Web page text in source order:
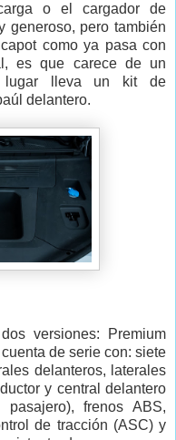
o el cargador de
generoso, pero también
como ya pasa con
es que carece de un
lugar lleva un kit de
delantero.
versiones: Premium
de serie con: siete
delanteros, laterales
y central delantero
frenos ABS,
de tracción (ASC) y